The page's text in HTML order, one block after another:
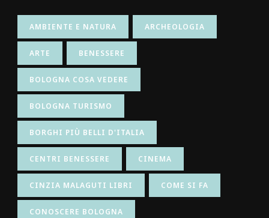
AMBIENTE E NATURA ARCHEOLOGIA
ARTE BENESSERE
BOLOGNA COSA VEDERE
BOLOGNA TURISMO
BORGHI PIÙ BELLI D'ITALIA
CENTRI BENESSERE CINEMA
CINZIA MALAGUTI LIBRI COME SI FA
CONOSCERE BOLOGNA